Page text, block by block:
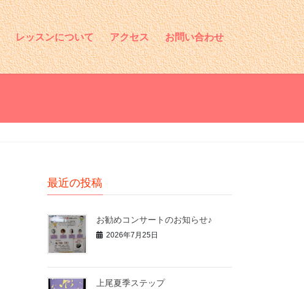
レッスンについて アクセス お問い合わせ
最近の投稿
お勧めコンサートのお知らせ♪
2026年7月25日
上尾夏季ステップ